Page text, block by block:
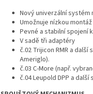
Nový univerzální
Umožnuje nízkou
Pevné a stabilní spojení
V sadě tři adaptéry
č.02 Trijicon RMR a
Ameriglo).
č.03 C-More (např.
č.04 Leupold DPP a